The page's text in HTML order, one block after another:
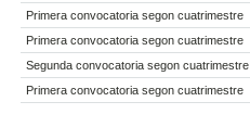
Primera convocatoria segon cuatrimestre
Primera convocatoria segon cuatrimestre
Segunda convocatoria segon cuatrimestre
Primera convocatoria segon cuatrimestre